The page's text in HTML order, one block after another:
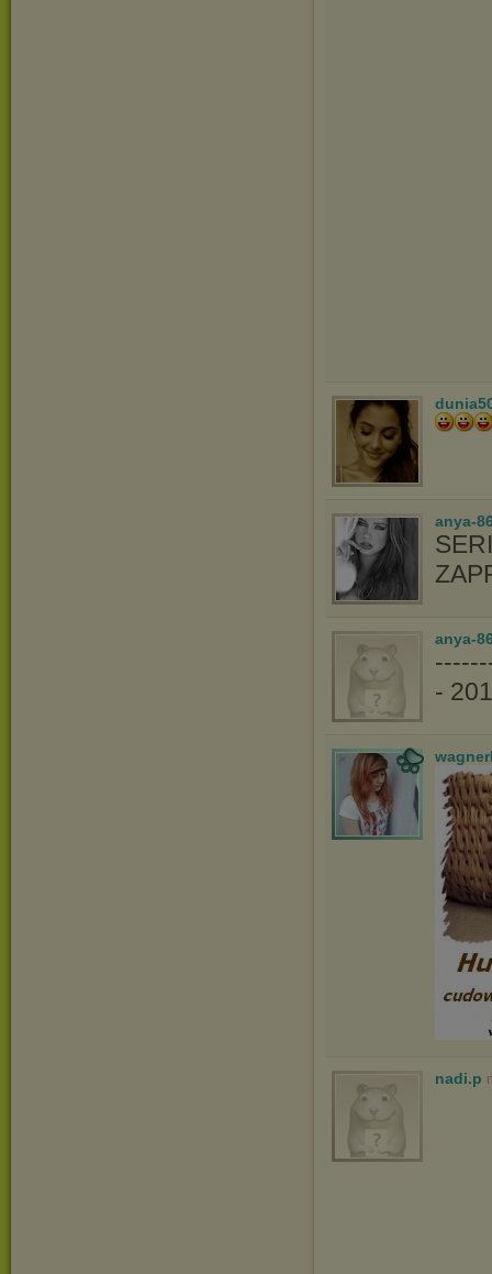
anya-
anya-
-
nadi.p